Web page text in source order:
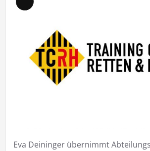
Lange
Eva Deininger übernimmt